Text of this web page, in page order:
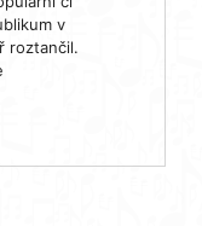
v
roztančil.